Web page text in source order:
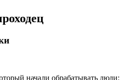
начали обрабатывать люди: